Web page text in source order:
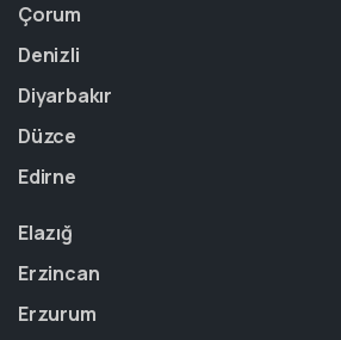
Çorum
Denizli
Diyarbakır
Düzce
Edirne
Elazığ
Erzincan
Erzurum